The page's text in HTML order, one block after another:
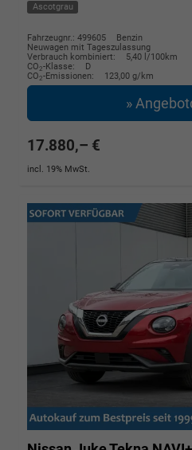
Ascotgrau
Fahrzeugnr.: 499605
Benzin
Neuwagen mit Tageszulassung
Verbrauch kombiniert:
5,40 l/100km
CO2-Klasse:
D
CO2-Emissionen: 123,00 g/km
»
17.880,– €
incl. 19% MwSt.